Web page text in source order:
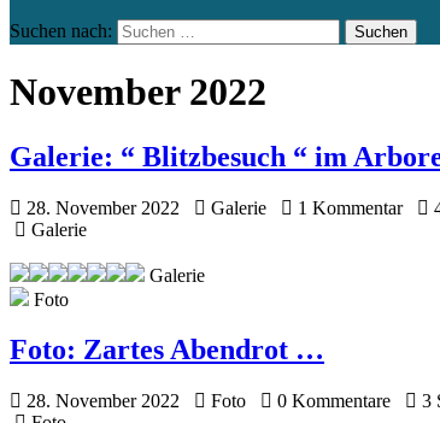
Suchen nach:
November 2022
Galerie: “ Blitzbesuch “ im
28. November 2022 Galerie 1 Kommentar
Galerie
Galerie
Foto
Foto: Zartes Abendrot …
28. November 2022 Foto 0 Kommentare
3